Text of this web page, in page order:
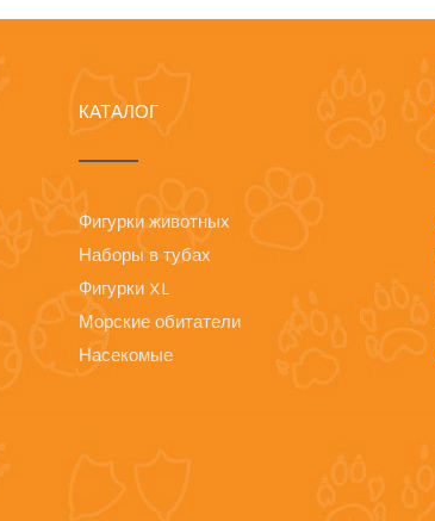
КАТАЛОГ
Фигурки животных
Наборы в тубах
Фигурки XL
Морские обитатели
Насекомые